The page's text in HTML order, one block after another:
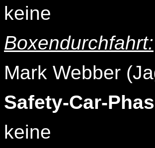
keine
Boxendurchfahrt:
Mark Webber
Safety-Car-
keine